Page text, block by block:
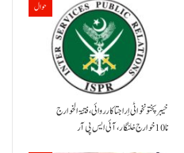
حوال
خیبر پختونخوا ٹی اِرا جتا کارروائی، فتنۃ الخوارج
نا 10خوارج خلنگار،آئی ایس پی آر